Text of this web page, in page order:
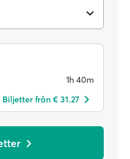
1h 40m
Biljetter från € 31.27